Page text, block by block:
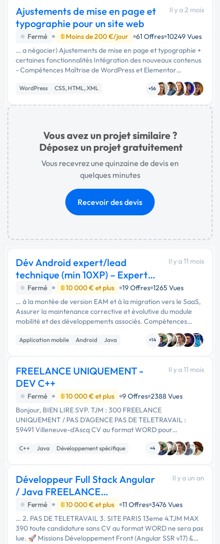
Ajustements de mise en page et
typographie pour un site web
Il y a 2 mois
Fermé Moins de 200 €/jour 61 Offres 10249 Vues
… a négocier) Ajustements de mise en page et typographie +
certaines fonctionnalités Intégration des nouveaux contenus
- Compétences Maîtrise de WordPress et Elementor
Connaissances HTML / CSS / PHP / JAVA SCRIPT Autonomie
et rigueur Communication
WordPress
CSS, HTML, XML
+56
Vous avez un projet similaire ?
Déposez un projet gratuitement
Vous recevrez une quinzaine de devis en
quelques minutes
Recevoir des devis
Dév Android expert/lead
technique (min 10XP) – Expert
GMAO - FREELANCE
Il y a 11 mois
Fermé 10 000 € et plus 19 Offres 1265 Vues
… à la montée de version EAM et à la migration vers le SaaS,
Assurer la maintenance corrective et évolutive du module
mobilité et des développements associés. Compétences
indispensables Expertise Android Java : RxJava, ButterKnife,
Mockito, …
Application mobile Android Java +14
FREELANCE UNIQUEMENT -
DEV C++
Il y a 11 mois
Fermé 10 000 € et plus 9 Offres 2388 Vues
Bonjour, BIEN LIRE SVP. TJM : 300 FREELANCE
UNIQUEMENT / PAS D'AGENCE PAS DE TELETRAVAIL :
59491 Villeneuve-d'Ascq CV au format WORD pour
candidater Compétences obligatoires JAVA (JUNIOR) C++
(CONFIRMED) Analyse fonctionnelle (CONFIRMED) …
C++ Java Développement spécifique +4
Développeur Full Stack Angular
/ Java FREELANCE
UNIQUEMENT!
Il y a un an
Fermé 10 000 € et plus 11 Offres 3476 Vues
… 2. PAS DE TELETRAVAIL 3. SITE PARIS 13eme 4.TJM MAX
390 toute candidature sans CV au format WORD ne sera pas
lue. 🚀 Missions Développement Front (Angular SSR v17) &